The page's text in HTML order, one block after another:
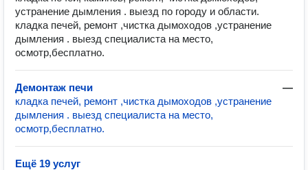
устранение дымления . выезд по городу и области.
кладка печей, ремонт ,чистка дымоходов ,устранение
дымления . выезд специалиста на место,
осмотр,бесплатно.
Демонтаж печи
—
кладка печей, ремонт ,чистка дымоходов ,устранение
дымления . выезд специалиста на место,
осмотр,бесплатно.
Ещё 19 услуг